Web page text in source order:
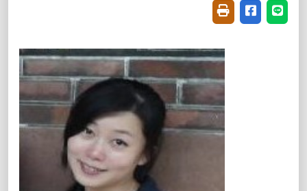
友善列印(開新視
分享至臉書
分享